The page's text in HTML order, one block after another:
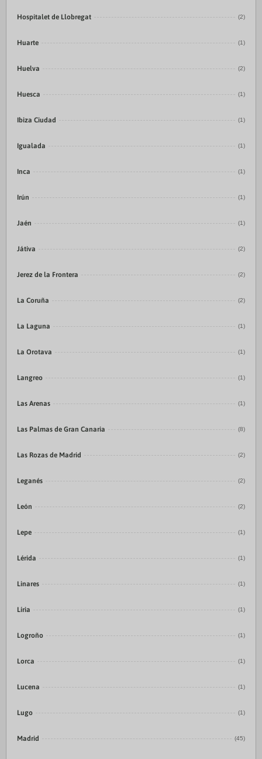
Hospitalet de Llobregat (2)
Huarte (1)
Huelva (2)
Huesca (1)
Ibiza Ciudad (1)
Igualada (1)
Inca (1)
Irún (1)
Jaén (1)
Játiva (2)
Jerez de la Frontera (2)
La Coruña (2)
La Laguna (1)
La Orotava (1)
Langreo (1)
Las Arenas (1)
Las Palmas de Gran Canaria (8)
Las Rozas de Madrid (2)
Leganés (2)
León (2)
Lepe (1)
Lérida (1)
Linares (1)
Líria (1)
Logroño (1)
Lorca (1)
Lucena (1)
Lugo (1)
Madrid (45)